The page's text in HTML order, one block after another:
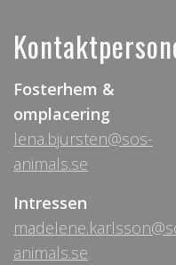
Fosterhem &
omplacering
lena.bjursten@sos-
animals.se
Intressen
animals.se